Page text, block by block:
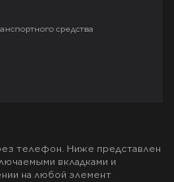
средства
телефон. Ниже представлен
вкладками и
на любой элемент